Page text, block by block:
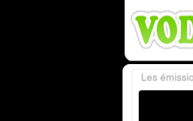
Les